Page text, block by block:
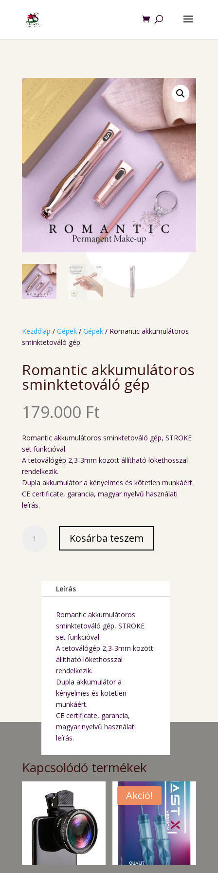
Kezdőlap / Gépek/ Gépek/ Romantic akkumulátoros
sminktetováló gép
Romantic akkumulátoros
sminktetováló gép
179.000 Ft
Romantic akkumulátoros sminktetováló gép, STROKE
set funkcióval.
A tetoválógép 2,3-3mm között állítható lökethosszal
rendelkezik.
Dupla akkumulátor a kényelmes és kötetlen munkáért.
CE certificate, garancia, magyar nyelvű használati
leírás.
akkumulátoros
sminktetováló
Kosárba teszem
Leírás
Romantic akkumulátoros
sminktetováló gép, STROKE
set funkcióval.
A tetoválógép 2,3-3mm között
állítható lökethosszal
rendelkezik.
Dupla akkumulátor a
kényelmes és kötetlen
munkáért.
CE certificate, garancia,
magyar nyelvű használati
leírás.
Kapcsolódó termékek
Akció!